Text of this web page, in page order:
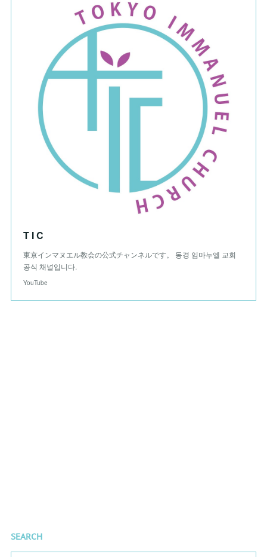
T I C
東京インマヌエル教会の公式チャンネルです。 동경 임마누엘 교회
공식 채널입니다.
YouTube
SEARCH